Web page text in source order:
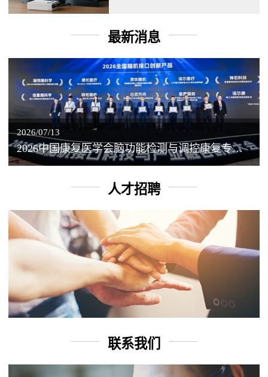
最新消息
2026/07/13
2026中国康复医学会脑功能检测与调控康复专业委员会学术年会丨脑客中国：脑机接口——EEG驱动TMS闭环调控工作坊
人才招聘
联系我们